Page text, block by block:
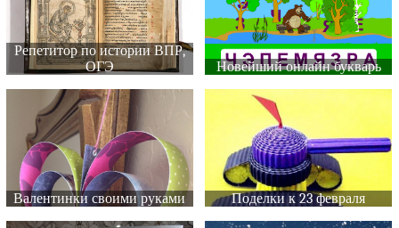
Репетитор по истории ВПР,
ОГЭ
Новейший онлайн букварь
Валентинки своими руками Поделки к 23 февраля